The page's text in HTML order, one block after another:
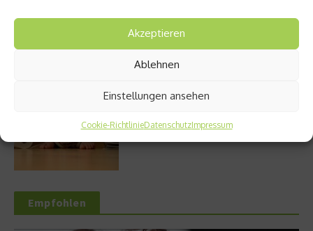
Akzeptieren
Ablehnen
Einstellungen ansehen
Cookie-RichtlinieDatenschutzImpressum
Empfohlen